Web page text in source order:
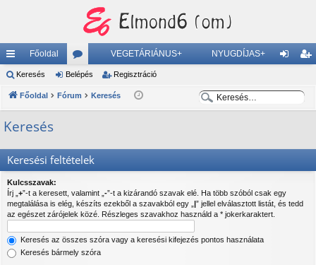
yo
rs
k
Főoldal
ór
u
VEGETÁRIÁNUS+ NYUGDÍJAS+
is
Keresés Belépés Regisztráció
Főoldal Fórum Keresés
e
é
e
é
Keresés
Keresési feltételek
Kulcsszavak:
Írj „ +”-t a keresett, valamint „ -”-t a kizárandó szavak elé. Ha több szóból csak egy
megtalálása is elég, készíts ezekből a szavakból egy „ |” jellel elválasztott listát, és tedd
az egészet zárójelek közé. Részleges szavakhoz használd a * jokerkaraktert.
Keresés az összes szóra vagy a keresési kifejezés pontos használata
Keresés bármely szóra